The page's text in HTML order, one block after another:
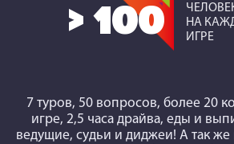
> 100
НА
ИГРЕ
7 туров, 50 вопросов, более 20
игре, 2,5 часа драйва, еды и
ведущие, судьи и диджеи! А так